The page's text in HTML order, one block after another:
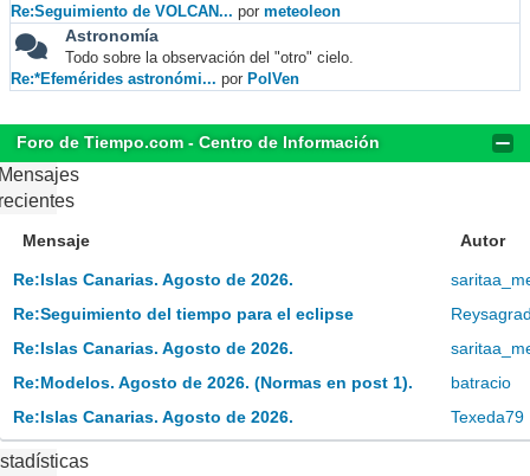
Re:Seguimiento de VOLCAN... por meteoleon
Astronomía
Todo sobre la observación del "otro" cielo.
Re:*Efemérides astronómi... por PolVen
Foro de Tiempo.com - Centro de Información
Mensaje Autor
Re:Islas Canarias. Agosto de 2026.
Re:Seguimiento del tiempo para el eclipse
Re:Islas Canarias. Agosto de 2026.
Re:Modelos. Agosto de 2026. (Normas en post 1).
batracio
Re:Islas Canarias. Agosto de 2026.
Texeda79